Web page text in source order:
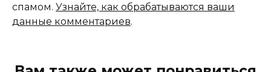
спамом. Узнайте, как обрабатываются ваши
данные комментариев.